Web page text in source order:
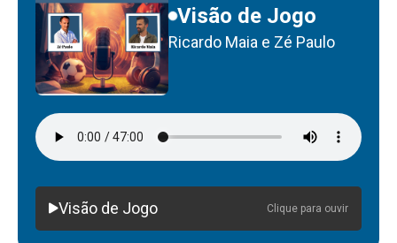
Visão de Jogo
Ricardo Maia e Zé Paulo
Visão de Jogo Clique para ouvir